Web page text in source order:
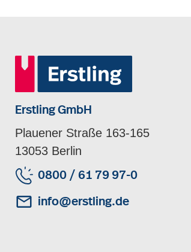
Erstling GmbH
Plauener Straße 163-165
13053 Berlin
0800 / 61 79 97-0
info@erstling.de